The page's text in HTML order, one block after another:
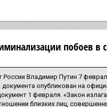
побоев в
России Владимир Путин 7
документа опубликован на
1 февраля. «Закон
близких лиц,